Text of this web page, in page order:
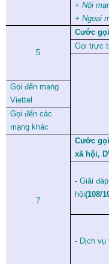
+Nội
+ Ngoại
5
Cước
Gọi trực
Gọi đến mạng
Viettel
Gọi đến các
mạng khác
7
Cước
xã hội,
- Giải
hội(108/
- Dịch vụ